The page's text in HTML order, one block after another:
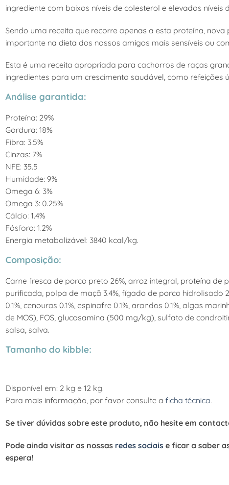
ingrediente com baixos níveis de colesterol e elevados níveis
Sendo uma receita que recorre apenas a esta proteína,
importante na dieta dos nossos amigos mais sensíveis ou
Esta é uma receita apropriada para cachorros de raças
ingredientes para um crescimento saudável, como refeições
Análise garantida:
Proteína: 29%
Gordura: 18%
Fibra: 3.5%
Cinzas: 7%
NFE: 35.5
Humidade: 9%
Omega 6: 3%
Omega 3: 0.25%
Cálcio: 1.4%
Fósforo: 1.2%
Energia metabolizável: 3840 kcal/kg.
Composição:
Carne fresca de porco preto 26%, arroz integral, proteína de
purificada, polpa de maçã 3.4%, fígado de porco hidrolisado
0.1%, cenouras 0.1%, espinafre 0.1%, arandos 0.1%, algas
de MOS), FOS, glucosamina (500 mg/kg), sulfato de
salsa, salva.
Tamanho do kibble:
Disponível em: 2 kg e 12 kg.
Para mais informação, por favor consulte a ficha técnica.
Se tiver dúvidas sobre este produto, não hesite em
Pode ainda visitar as nossas redes sociais e ficar a saber
espera!